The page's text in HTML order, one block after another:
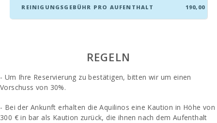
Grillplatz und
Wohnzimmer:
Toilette, Dusche.:
REINIGUNGSGEBÜHR PRO AUFENTHALT 190,00
REGELN
- Um Ihre Reservierung zu bestätigen, bitten wir um einen
Vorschuss von 30%.
- Bei der Ankunft erhalten die Aquilinos eine Kaution in Höhe von
300 € in bar als Kaution zurück, die ihnen nach dem Aufenthalt